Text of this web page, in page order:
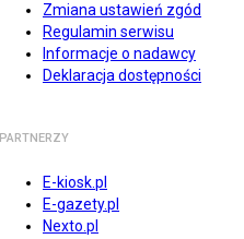
Zmiana ustawień zgód
Regulamin serwisu
Informacje o nadawcy
Deklaracja dostępności
PARTNERZY
E-kiosk.pl
E-gazety.pl
Nexto.pl